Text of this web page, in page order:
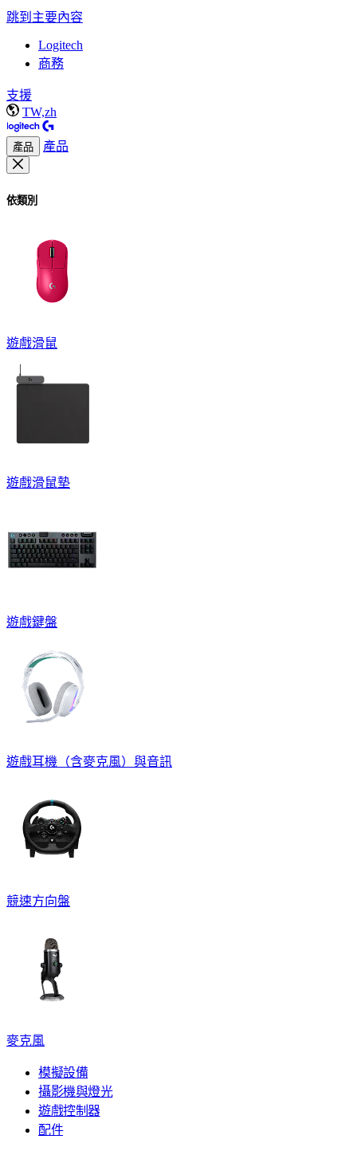
跳到主要內容
Logitech
商務
支援
TW,zh
產品 產品
依類別
遊戲滑鼠
遊戲滑鼠墊
遊戲鍵盤
遊戲耳機（含麥克風）與音訊
競速方向盤
麥克風
模擬設備
攝影機與燈光
遊戲控制器
配件